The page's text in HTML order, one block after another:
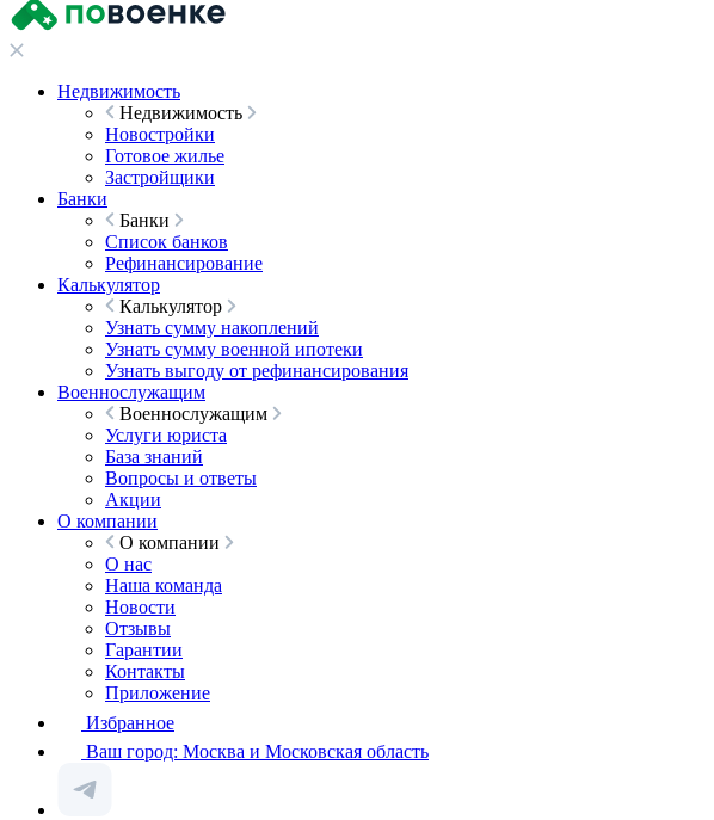
Недвижимость
Недвижимость
Новостройки
Готовое жилье
Застройщики
Банки
Банки
Список банков
Рефинансирование
Калькулятор
Калькулятор
Узнать сумму накоплений
Узнать сумму военной ипотеки
Узнать выгоду от рефинансирования
Военнослужащим
Военнослужащим
Услуги юриста
База знаний
Вопросы и ответы
Акции
О компании
О компании
О нас
Наша команда
Новости
Отзывы
Гарантии
Контакты
Приложение
Избранное
Ваш город: Москва и Московская область